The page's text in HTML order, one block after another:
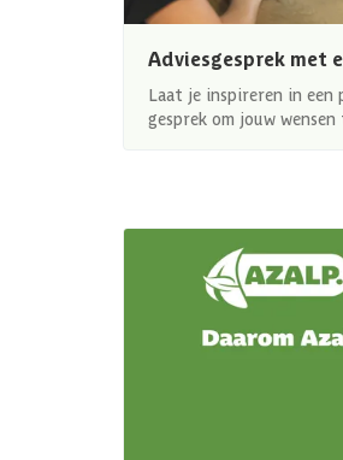
Adviesgesprek met
Laat je inspireren in een
gesprek om jouw